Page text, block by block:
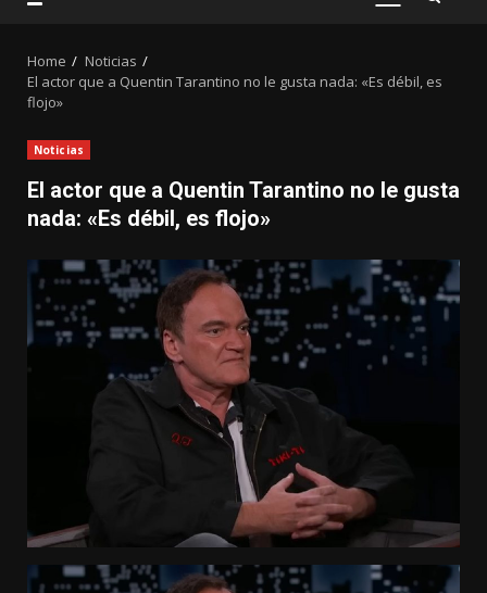
PRIMARY
Home
Noticias
El actor que a Quentin Tarantino no le gusta nada: «Es débil, es
flojo»
Noticias
El actor que a Quentin Tarantino no le gusta
nada: «Es débil, es flojo»